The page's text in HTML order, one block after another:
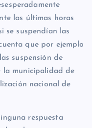
las últimas horas
se suspendían las
que por ejemplo
suspensión de
la municipalidad de
nacional de
respuesta